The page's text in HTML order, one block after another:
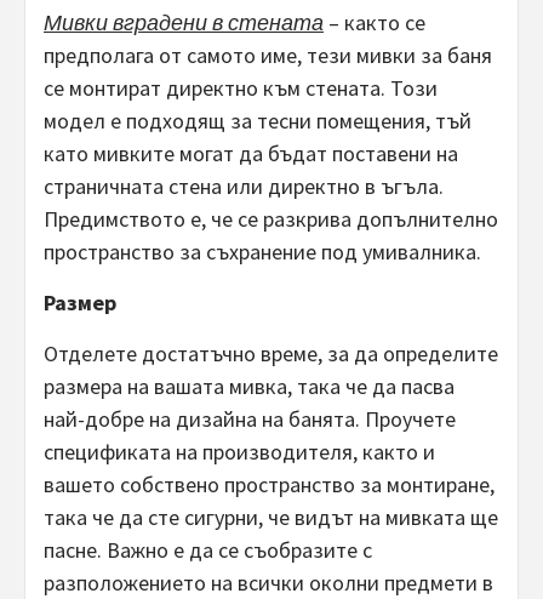
Мивки вградени в стената – както се
предполага от самото име, тези мивки за баня
се монтират директно към стената. Този
модел е подходящ за тесни помещения, тъй
като мивките могат да бъдат поставени на
страничната стена или директно в ъгъла.
Предимството е, че се разкрива допълнително
пространство за съхранение под умивалника.
Размер
Отделете достатъчно време, за да определите
размера на вашата мивка, така че да пасва
най-добре на дизайна на банята. Проучете
спецификата на производителя, както и
вашето собствено пространство за монтиране,
така че да сте сигурни, че видът на мивката ще
пасне. Важно е да се съобразите с
разположението на всички околни предмети в